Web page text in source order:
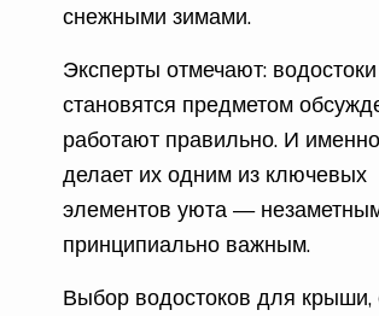
снежными зимами.
Эксперты отмечают:
становятся предметом
работают правильно. И
делает их одним из ключевых
элементов уюта —
принципиально важным.
Выбор водостоков для крыши,